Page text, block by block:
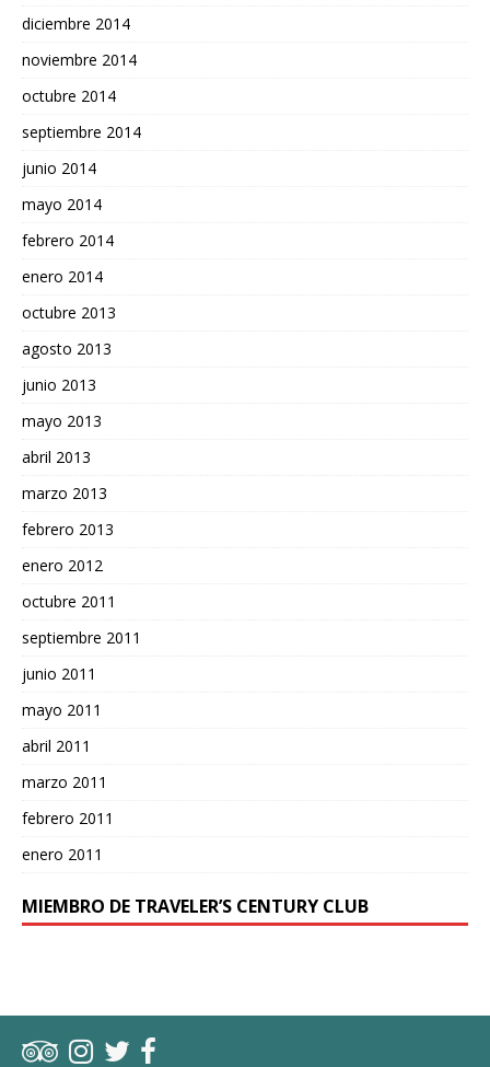
diciembre 2014
noviembre 2014
octubre 2014
septiembre 2014
junio 2014
mayo 2014
febrero 2014
enero 2014
octubre 2013
agosto 2013
junio 2013
mayo 2013
abril 2013
marzo 2013
febrero 2013
enero 2012
octubre 2011
septiembre 2011
junio 2011
mayo 2011
abril 2011
marzo 2011
febrero 2011
enero 2011
MIEMBRO DE TRAVELER’S CENTURY CLUB